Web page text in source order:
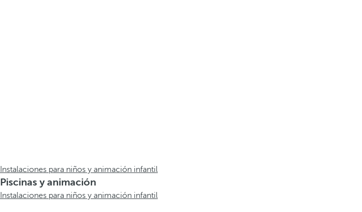
Instalaciones para niños y animación infantil
Piscinas y animación
Instalaciones para niños y animación infantil